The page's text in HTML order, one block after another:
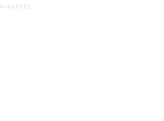
HIRDETÉS